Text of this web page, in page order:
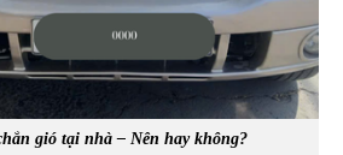
gió tại nhà – Nên hay không?